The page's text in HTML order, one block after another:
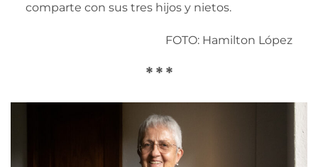
comparte con sus tres hijos y nietos.
FOTO: Hamilton López
* * *